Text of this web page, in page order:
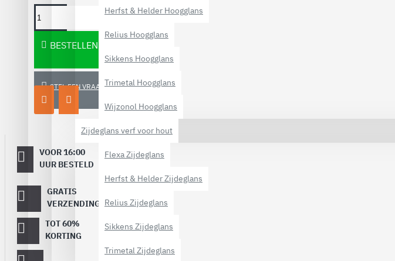
Herfst & Helder Hoogglans
Relius Hoogglans
Sikkens Hoogglans
Trimetal Hoogglans
Wijzonol Hoogglans
Zijdeglans verf voor hout
Flexa Zijdeglans
Herfst & Helder Zijdeglans
Relius Zijdeglans
Sikkens Zijdeglans
Trimetal Zijdeglans
BESTELLEN
STEL EEN VRAAG
VOOR 16:00
UUR BESTELD
Dezelfde
verstuurd
GRATIS
VERZENDING
40,-
TOT 60%
KORTING
Op topmerken